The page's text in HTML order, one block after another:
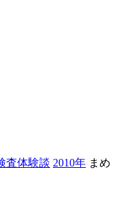
査体験談 2010年 まめ